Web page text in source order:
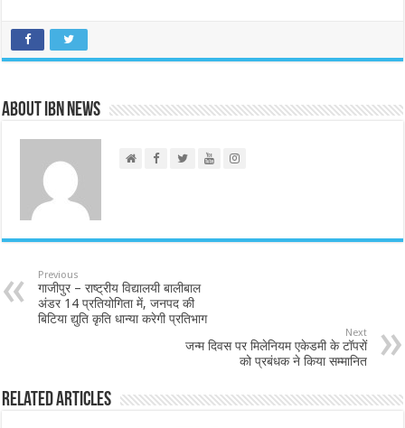
About IBN NEWS
Previous
गाजीपुर – राष्ट्रीय विद्यालयी बालीबाल
अंडर 14 प्रतियोगिता में, जनपद की
बिटिया द्युति कृति धान्या करेगी प्रतिभाग
Next
जन्म दिवस पर मिलेनियम एकेडमी के टॉपरों
को प्रबंधक ने किया सम्मानित
Related Articles